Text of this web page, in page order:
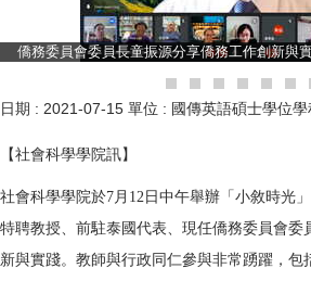
僑務委員會委員長童振源分享僑務工作創新與
日期 : 2021-07-15 單位 : 國傳英語碩士學位學
【社會科學學院訊】
社會科學學院於7月12日中午舉辦「小敘時光
特聘教授、前駐泰國代表、現任僑務委員會委
新與實踐。教師與行政同仁參與非常踴躍，包